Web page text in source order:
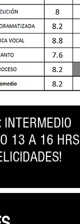
INTERMEDIO
13 A 16 HRS